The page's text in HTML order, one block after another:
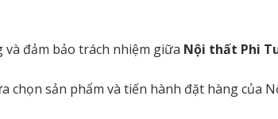
đảm bảo trách nhiệm giữa Nội thất Phi
chọn sản phẩm và tiến hành đặt hàng của